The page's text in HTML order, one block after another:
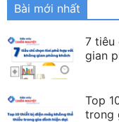
Bài mới nhất
7 tiêu
gian
Top
trong